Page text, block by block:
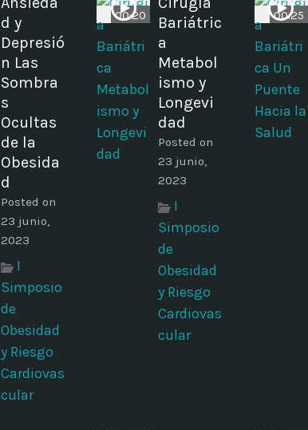
d y
Depresió
n Las
Sombra
s
Ocultas
de la
Obesida
d
Posted on
23 junio,
2023
I
Simposio
de
Obesidad
y Riesgo
Cardiovas
cular
00:20
Bariátric
a
Metabol
ismo y
Longevi
dad
Posted on
23 junio,
2023
I
Simposio
de
Obesidad
y Riesgo
Cardiovas
cular
00:25